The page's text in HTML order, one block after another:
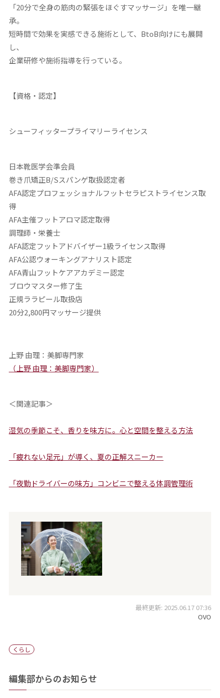
「20分で全身の筋肉の緊張をほぐすマッサージ」を唯一継
承。
短時間で効果を実感できる施術として、BtoB向けにも展開
し、
企業研修や施術指導を行っている。
【資格・認定】
シューフィッタープライマリーライセンス
日本靴医学会準会員
巻き爪矯正B/Sスパンゲ取扱認定者
AFA認定プロフェッショナルフットセラピストライセンス取
得
AFA主催フットアロマ認定取得
調理師・栄養士
AFA認定フットアドバイザー1級ライセンス取得
AFA公認ウォーキングアナリスト認定
AFA青山フットケアアカデミー認定
ブロウマスター修了生
正規ララピール取扱店
20分2,800円マッサージ提供
上野 由理：美脚専門家
（上野 由理：美脚専門家）
＜関連記事＞
湿気の季節こそ、香りを味方に。心と空間を整える方法
「疲れない足元」が導く、夏の正解スニーカー
「夜勤ドライバーの味方」コンビニで整える体調管理術
最終更新: 2025.06.17 07:36
OVO
くらし
編集部からのお知らせ